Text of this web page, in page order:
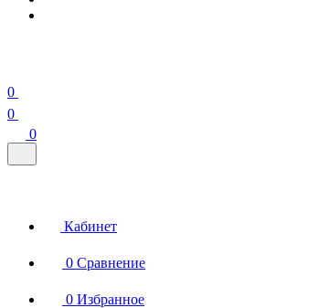
0
0
0
Кабинет
0 Сравнение
0 Избранное